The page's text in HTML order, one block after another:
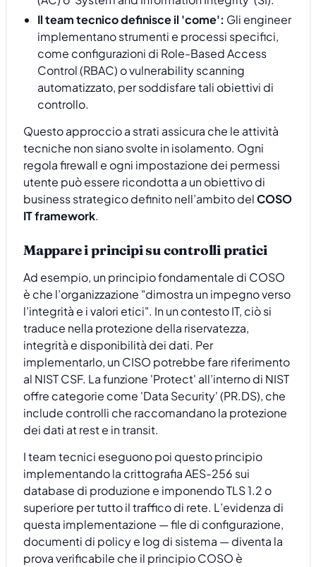
Il team tecnico definisce il 'come': Gli engineer
implementano strumenti e processi specifici,
come configurazioni di Role-Based Access
Control (RBAC) o vulnerability scanning
automatizzato, per soddisfare tali obiettivi di
controllo.
Questo approccio a strati assicura che le attività
tecniche non siano svolte in isolamento. Ogni
regola firewall e ogni impostazione dei permessi
utente può essere ricondotta a un obiettivo di
business strategico definito nell’ambito delCOSO
IT framework.
Mappare i principi su controlli pratici
Ad esempio, un principio fondamentale di COSO
è che l’organizzazione "dimostra un impegno verso
l’integrità e i valori etici". In un contesto IT, ciò si
traduce nella protezione della riservatezza,
integrità e disponibilità dei dati. Per
implementarlo, un CISO potrebbe fare riferimento
al NIST CSF. La funzione 'Protect' all’interno di NIST
offre categorie come 'Data Security' (PR.DS), che
include controlli che raccomandano la protezione
dei dati at rest e in transit.
I team tecnici eseguono poi questo principio
implementando la crittografia AES-256 sui
database di produzione e imponendo TLS 1.2 o
superiore per tutto il traffico di rete. L’evidenza di
questa implementazione — file di configurazione,
documenti di policy e log di sistema — diventa la
prova verificabile che il principio COSO è